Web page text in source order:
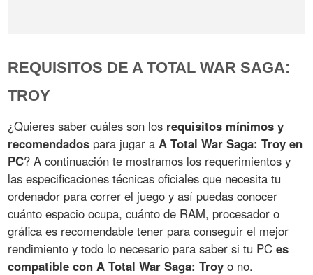
REQUISITOS DE A TOTAL WAR SAGA:
TROY
¿Quieres saber cuáles son los requisitos mínimos y
recomendados para jugar aA Total War Saga: Troy en
PC? A continuación te mostramos los requerimientos y
las especificaciones técnicas oficiales que necesita tu
ordenador para correr el juego y así puedas conocer
cuánto espacio ocupa, cuánto de RAM, procesador o
gráfica es recomendable tener para conseguir el mejor
rendimiento y todo lo necesario para saber si tu PCes
compatible con A Total War Saga: Troy o no.